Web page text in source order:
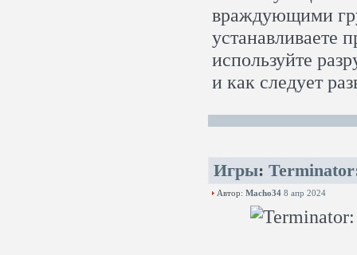
враждующими
устанавливаете
используйте
и как следует
Игры:
Автор: Macho34 8 апр 2024